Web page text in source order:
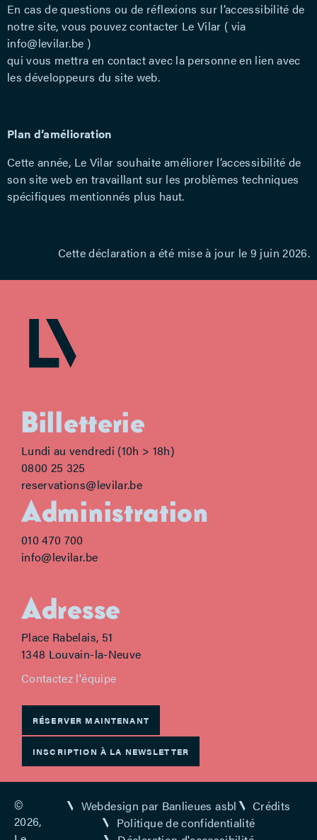
En cas de questions ou de réflexions sur l’accessibilité de
notre site, vous pouvez contacter Le Vilar ( via
info@levilar.be )
qui vous mettra en contact avec la personne en lien avec
les développeurs du site web.
Plan d’amélioration
Cette année, Le Vilar souhaite améliorer l’accessibilité de
son site web en travaillant sur les problèmes techniques
spécifiques mentionnés plus haut.
Cette déclaration a été mise à jour le 9 juin 2026.
Billetterie
Lundi au vendredi (10h > 18h)
0800 25 325
reservations@levilar.be
Administration
010 470 700
info@levilar.be
Adresse
Place Rabelais, 51
1348 Louvain-la-Neuve
Contactez l'équipe
RÉSERVER MAINTENANT
INSCRIPTION À LA NEWSLETTER
©
2026,
Webdesign par Banlieues asbl
Crédits
Politique de confidentialité